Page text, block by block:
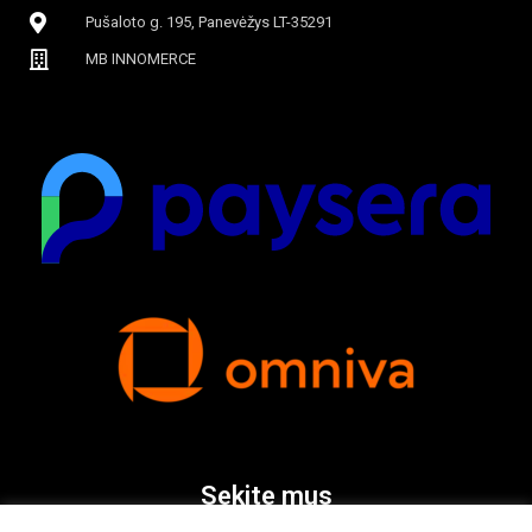
Pušaloto g. 195, Panevėžys LT-35291
MB INNOMERCE
Sekite mus